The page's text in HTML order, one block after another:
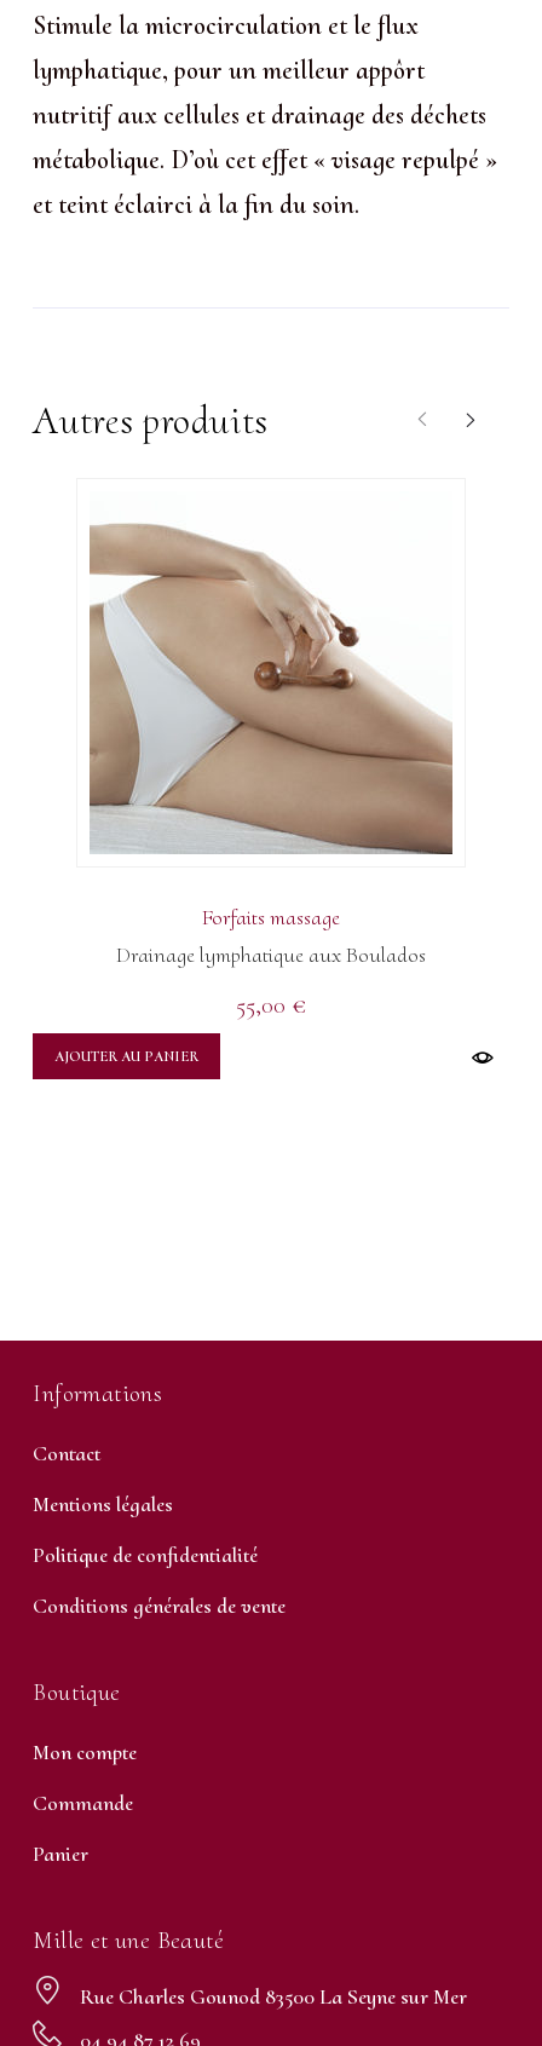
Stimule la microcirculation et le flux
lymphatique, pour un meilleur appôrt
nutritif aux cellules et drainage des déchets
métabolique. D’où cet effet « visage repulpé »
et teint éclairci à la fin du soin.
Autres produits
Forfaits massage
Drainage lymphatique aux Boulados
55,00 €
AJOUTER AU PANIER
Informations
Contact
Mentions légales
Politique de confidentialité
Conditions générales de vente
Boutique
Mon compte
Commande
Panier
Mille et une Beauté
Rue Charles Gounod 83500 La Seyne sur Mer
04 94 87 12 69